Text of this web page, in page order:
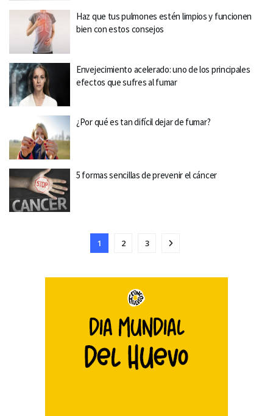
Haz que tus pulmones estén limpios y funcionen
bien con estos consejos
Envejecimiento acelerado: uno de los principales
efectos que sufres al fumar
¿Por qué es tan difícil dejar de fumar?
5 formas sencillas de prevenir el cáncer
1 2 3